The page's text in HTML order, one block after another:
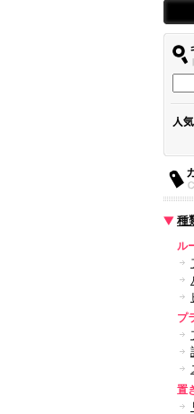
種
ル
プ
置